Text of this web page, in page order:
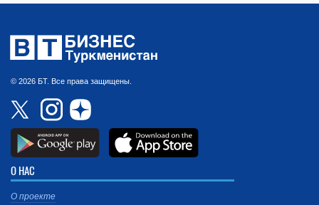
© 2026 БТ. Все права защищены.
О НАС
О проекте